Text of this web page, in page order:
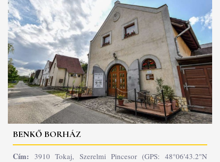
BENKŐ BORHÁZ
Cím: 3910 Tokaj, Szerelmi Pincesor (GPS: 48°06'43.2"N